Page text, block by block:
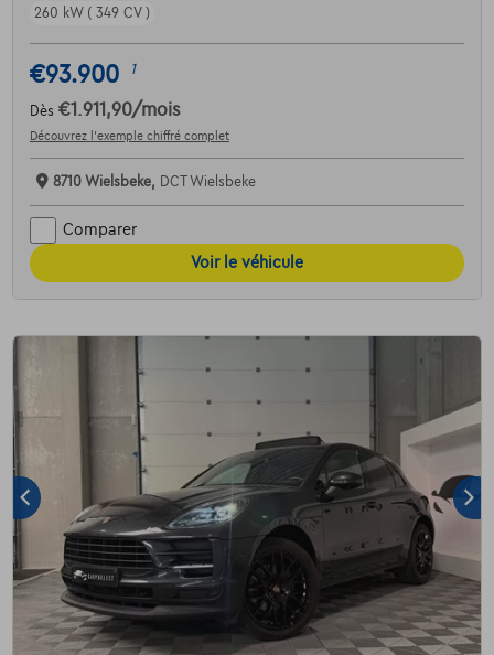
260 kW ( 349 CV )
€93.900 1
Dès €1.911,90/mois
Découvrez l’exemple chiffré complet
8710 Wielsbeke, DCT Wielsbeke
Comparer
Voir le véhicule